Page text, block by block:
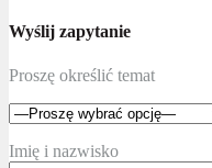
Wyślij zapytanie
Proszę określić temat
Imię i nazwisko